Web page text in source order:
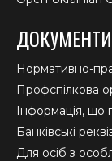
ДОКУМЕНТИ
Нормативно-
Профспілкова
Інформація, що
Банківські
Для осіб з